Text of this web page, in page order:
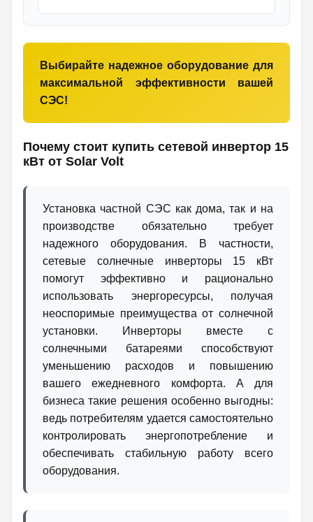
Выбирайте надежное оборудование для
максимальной эффективности вашей
СЭС!
Почему стоит купить сетевой инвертор 15
кВт от Solar Volt
Установка частной СЭС как дома, так и на
производстве обязательно требует
надежного оборудования. В частности,
сетевые солнечные инверторы 15 кВт
помогут эффективно и рационально
использовать энергоресурсы, получая
неоспоримые преимущества от солнечной
установки. Инверторы вместе с
солнечными батареями способствуют
уменьшению расходов и повышению
вашего ежедневного комфорта. А для
бизнеса такие решения особенно выгодны:
ведь потребителям удается самостоятельно
контролировать энергопотребление и
обеспечивать стабильную работу всего
оборудования.